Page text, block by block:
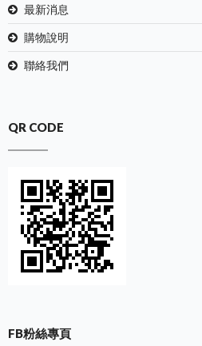
最新消息
購物說明
聯絡我們
QR CODE
FB粉絲專頁